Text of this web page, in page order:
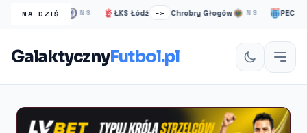
NA DZIŚ
Londyn NS ŁKS Łódź –:– Chrobry Głogów NS PEC
GalaktycznyFutbol.pl